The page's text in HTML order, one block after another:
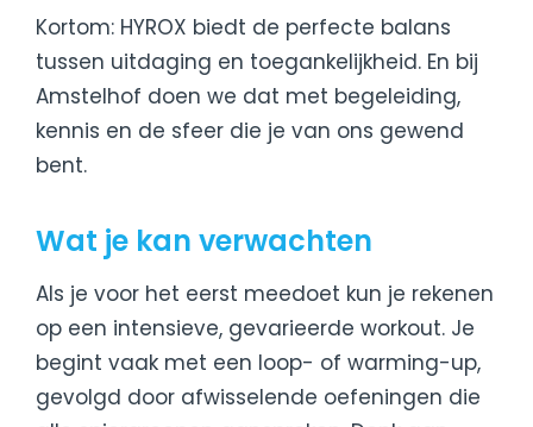
Kortom: HYROX biedt de perfecte balans
tussen uitdaging en toegankelijkheid. En bij
Amstelhof doen we dat met begeleiding,
kennis en de sfeer die je van ons gewend
bent.
Wat je kan verwachten
Als je voor het eerst meedoet kun je rekenen
op een intensieve, gevarieerde workout. Je
begint vaak met een loop- of warming-up,
gevolgd door afwisselende oefeningen die